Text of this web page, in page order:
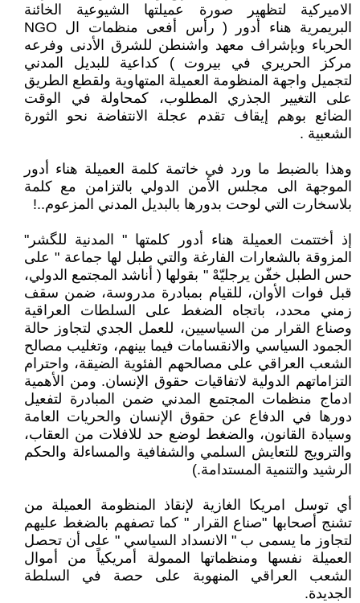
الاميركية لتظهير صورة عميلتها الشيوعية الخائنة
البريمرية هناء أدور ( رأس أفعى منظمات ال NGO
الحرباء وبإشراف معهد واشنطن للشرق الأدنى وفرعه
مركز الحريري في بيروت ) كداعية للبديل المدني
لتجميل واجهة المنظومة العميلة المتهاوية ولقطع الطريق
على التغيير الجذري المطلوب، كمحاولة في الوقت
الضائع بوهم إيقاف تقدم عجلة الانتفاضة نحو الثورة
الشعبية .
وهذا بالضبط ما ورد في خاتمة كلمة العميلة هناء أدور
الموجهة الى مجلس الأمن الدولي بالتزامن مع كلمة
بلاسخارت التي لوحت بدورها بالبديل المدني المزعوم..!
إذ أختتمت العميلة هناء أدور كلمتها " المدنية للگشر"
المزوقة بالشعارات الفارغة والتي طبل لها جماعة " على
حس الطبل خفّن يرجليّهْ " بقولها ( أناشد المجتمع الدولي،
قبل فوات الأوان، للقيام بمبادرة مدروسة، ضمن سقف
زمني محدد، باتجاه الضغط على السلطات العراقية
وصناع القرار من السياسيين، للعمل الجدي لتجاوز حالة
الجمود السياسي والانقسامات فيما بينهم، وتغليب مصالح
الشعب العراقي على مصالحهم الفئوية الضيقة، واحترام
التزاماتهم الدولية لاتفاقيات حقوق الإنسان. ومن الأهمية
ادماج منظمات المجتمع المدني ضمن المبادرة لتفعيل
دورها في الدفاع عن حقوق الإنسان والحريات العامة
وسيادة القانون، والضغط لوضع حد للافلات من العقاب،
والترويج للتعايش السلمي والشفافية والمساءلة والحكم
الرشيد والتنمية المستدامة.)
أي توسل امريكا الغازية لإنقاذ المنظومة العميلة من
تشنج أصحابها "صناع القرار " كما تصفهم بالضغط عليهم
لتجاوز ما يسمى ب " الانسداد السياسي " على أن تحصل
العميلة نفسها ومنظماتها الممولة أمريكياً من أموال
الشعب العراقي المنهوبة على حصة في السلطة
الجديدة.